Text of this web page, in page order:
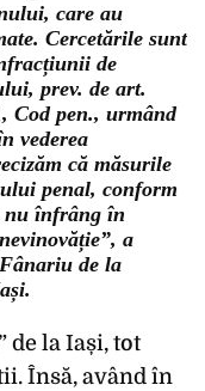
care au
Cercetările sunt
de
prev. de art.
Cod pen., urmând
vederea
că măsurile
penal, conform
nu înfrâng în
a
de la
de la Iași, tot
Însă, având în